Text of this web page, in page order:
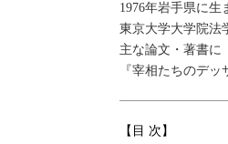
1976年岩手県に生
東京大学大学院法
主な論文・著書に
『宰相たちのデ
【目 次】